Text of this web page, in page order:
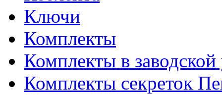
Ключи
Комплекты
Комплекты в заводской
Комплекты секреток